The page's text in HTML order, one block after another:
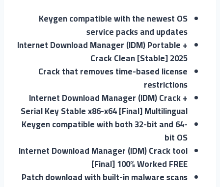
Keygen compatible with the newest OS
service packs and updates
Internet Download Manager (IDM) Portable +
Crack Clean [Stable] 2025
Crack that removes time-based license
restrictions
Internet Download Manager (IDM) Crack +
Serial Key Stable x86-x64 [Final] Multilingual
Keygen compatible with both 32-bit and 64-
bit OS
Internet Download Manager (IDM) Crack tool
[Final] 100% Worked FREE
Patch download with built-in malware scans